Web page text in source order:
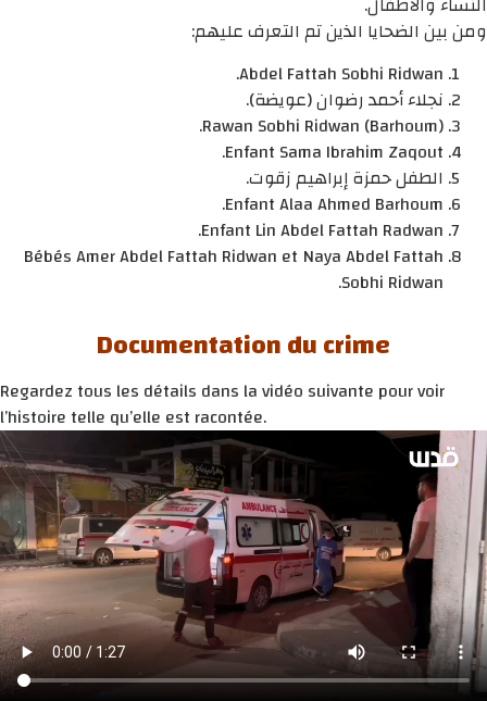
ومن بين الضحايا الذين تم التعرف عليهم:
Abdel Fattah Sobhi Ridwan.
نجلاء أحمد رضوان (عويضة).
Rawan Sobhi Ridwan (Barhoum).
Enfant Sama Ibrahim Zaqout.
الطفل حمزة إبراهيم زقوت.
Enfant Alaa Ahmed Barhoum.
Enfant Lin Abdel Fattah Radwan.
Bébés Amer Abdel Fattah Ridwan et Naya Abdel Fattah
Sobhi Ridwan.
Documentation du crime
Regardez tous les détails dans la vidéo suivante pour voir
l’histoire telle qu’elle est racontée.